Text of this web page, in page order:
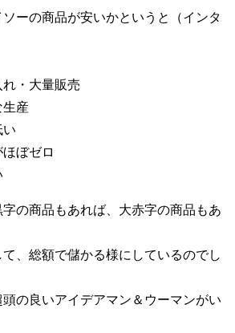
ーの商品が安いかというと（インタ
・大量販売
産
ぼゼロ
の商品もあれば、大赤字の商品もあ
、総額で儲かる様にしているのでし
の良いアイデアマン＆ウーマンがい